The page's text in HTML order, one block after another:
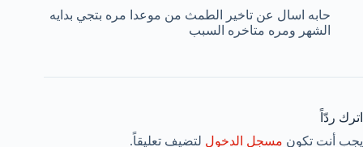
حابه اسال عن تاخير الطمث من موعدا مره بتجي بدايه
الشهر ومره متاخره السبب
اترك ردّاً
يجب أنت تكون مسجل الدخول لتضيف تعليقاً.